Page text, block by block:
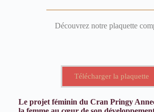
Découvrez notre plaquette
Télécharger la plaquette
Le projet féminin du Cran Pringy